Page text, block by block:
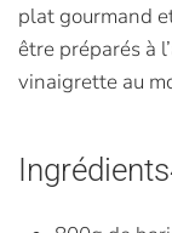
plat gourmand
être préparés à
vinaigrette au